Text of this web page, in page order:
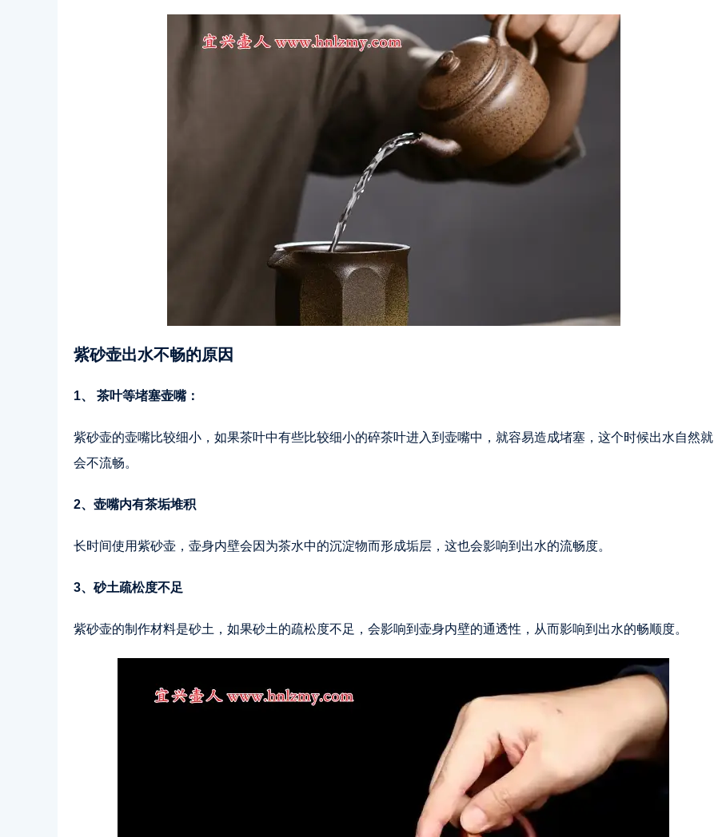
紫砂壶出水不畅的原因
1、 茶叶等堵塞壶嘴：
紫砂壶的壶嘴比较细小，如果茶叶中有些比较细小的碎茶叶进入到壶嘴中，就容易造成堵塞，这个时候出水自然就
会不流畅。
2、壶嘴内有茶垢堆积
长时间使用紫砂壶，壶身内壁会因为茶水中的沉淀物而形成垢层，这也会影响到出水的流畅度。
3、砂土疏松度不足
紫砂壶的制作材料是砂土，如果砂土的疏松度不足，会影响到壶身内壁的通透性，从而影响到出水的畅顺度。